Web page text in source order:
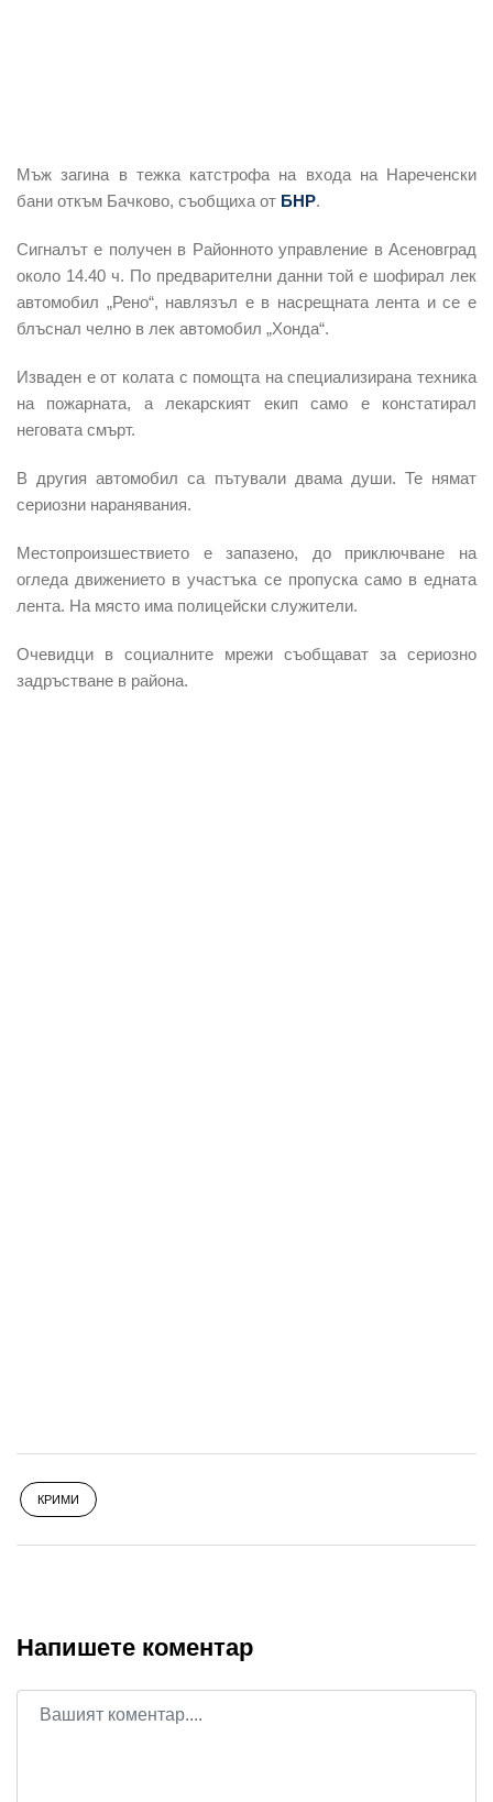
Мъжзагина в тежка катстрофа на входа на Нареченски
бани откъм Бачково, съобщиха от БНР.
Сигналът е получен в Районното управление в Асеновград
около 14.40 ч. По предварителни данни той е шофирал лек
автомобил „Рено“, навлязъл е в насрещната лента и се е
блъснал челно в лек автомобил „Хонда“.
Изваден е от колата с помощта на специализирана техника
на пожарната, алекарският екип само е констатирал
неговата смърт.
В другия автомобил са пътували двама души. Те нямат
сериозни наранявания.
Местопроизшествието е запазено, до приключване на
огледа движението в участъка се пропуска само в едната
лента. На място има полицейски служители.
Очевидци в социалните мрежи съобщават за сериозно
задръстване в района.
КРИМИ
Напишете коментар